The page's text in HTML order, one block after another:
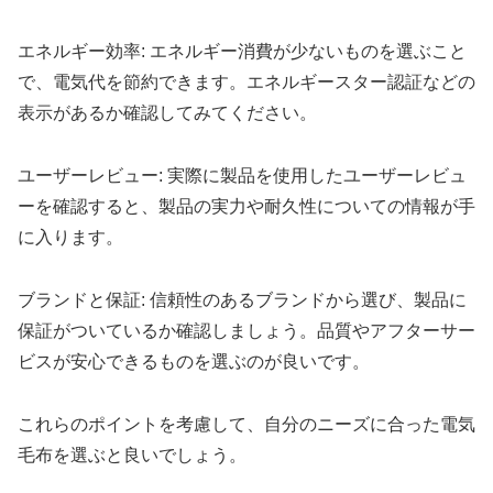
エネルギー効率: エネルギー消費が少ないものを選ぶこと
で、電気代を節約できます。エネルギースター認証などの
表示があるか確認してみてください。
ユーザーレビュー: 実際に製品を使用したユーザーレビュ
ーを確認すると、製品の実力や耐久性についての情報が手
に入ります。
ブランドと保証: 信頼性のあるブランドから選び、製品に
保証がついているか確認しましょう。品質やアフターサー
ビスが安心できるものを選ぶのが良いです。
これらのポイントを考慮して、自分のニーズに合った電気
毛布を選ぶと良いでしょう。